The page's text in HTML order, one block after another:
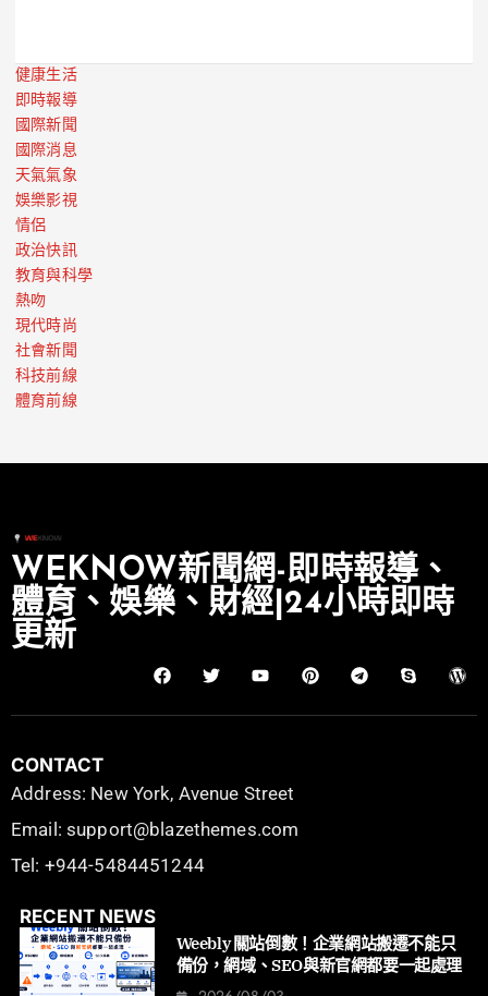
健康生活
即時報導
國際新聞
國際消息
天氣氣象
娛樂影視
情侶
政治快訊
教育與科學
熱吻
現代時尚
社會新聞
科技前線
體育前線
WEKNOW新聞網-即時報導、
體育、娛樂、財經|24小時即時
更新
CONTACT
Address: New York, Avenue Street
Email: support@blazethemes.com
Tel: +944-5484451244
RECENT NEWS
Weebly 關站倒數！企業網站搬遷不能只
備份，網域、SEO與新官網都要一起處理